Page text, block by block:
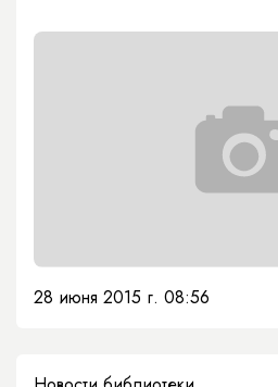
28 июня 2015 г. 08:56